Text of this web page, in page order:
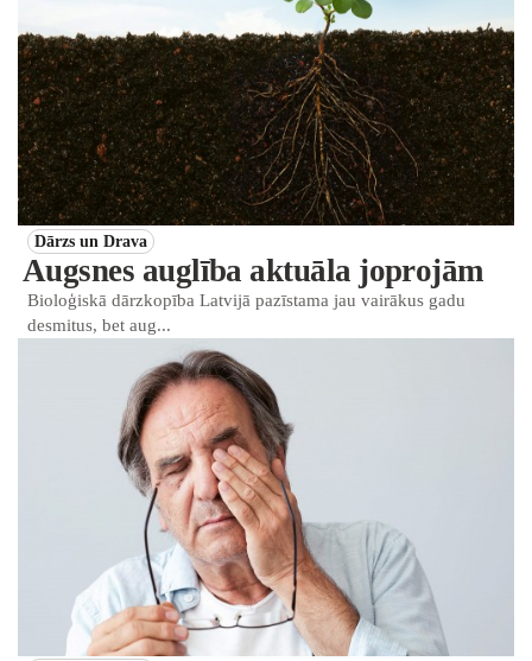
Dārzs un Drava
Augsnes auglība aktuāla joprojām
Bioloģiskā dārzkopība Latvijā pazīstama jau vairākus gadu
desmitus, bet aug...